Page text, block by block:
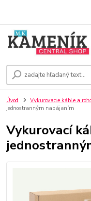
Úvod Vykurovacie káble a
jednostranným napájaním
Vykurovací